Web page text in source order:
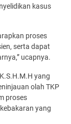
kasus
proses
serta dapat
ucapnya.
yang
olah TKP
proses
yang